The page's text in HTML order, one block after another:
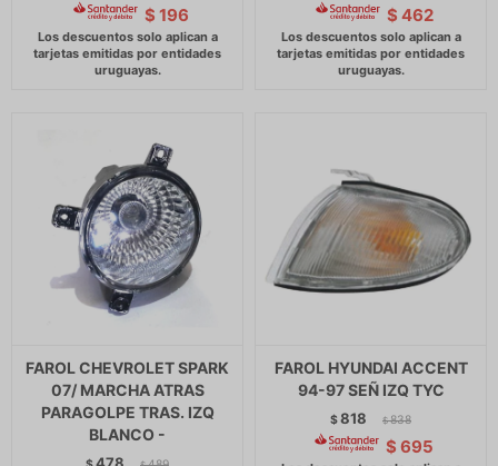
$ 196 $ 462
FAROL CHEVROLET SPARK
07/ MARCHA ATRAS
PARAGOLPE TRAS. IZQ
BLANCO -
FAROL HYUNDAI ACCENT
94-97 SEÑ IZQ TYC
$818 $ 838
$ 695